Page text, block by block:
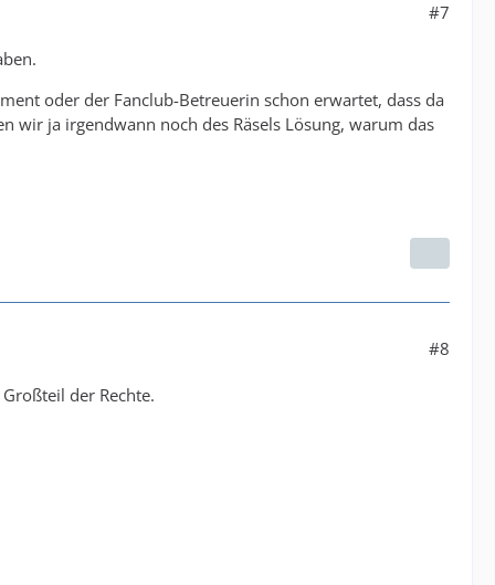
#7
oder der Fanclub-Betreuerin schon erwartet, dass da
ja irgendwann noch des Räsels Lösung, warum das
#8
der Rechte.